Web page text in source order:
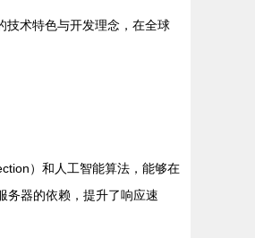
技术特色与开发理念，在全球
）和人工智能算法，能够在
务器的依赖，提升了响应速